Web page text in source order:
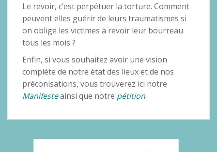
Le revoir, c’est perpétuer la torture. Comment
peuvent elles guérir de leurs traumatismes si
on oblige les victimes à revoir leur bourreau
tous les mois ?
Enfin, si vous souhaitez avoir une vision
complète de notre état des lieux et de nos
préconisations, vous trouverez ici notre
Manifesteainsi que notre pétition.